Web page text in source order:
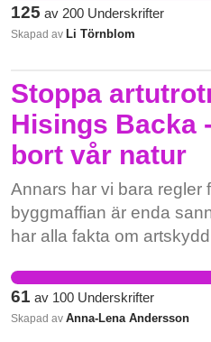
lek, förskolors lärande,
samt är hem åt djuren. -
hårt mot familjer som
trygghet här. Dessutom
kommunens egna mål
naturnära boende – och
Bofors Testcenter har
säkerhetsrisker som
farligt gods genom
innebära. Vi kräver att
stoppar planerna och i
vägalternativ utanför
125 av 200 Underskrifter
Skapad av Li Törnblom
Stoppa
Hisings Backa
bort vår natur
Annars har vi bara regler
byggmaffian är enda
har alla fakta om
många hotade arter som
behöver bevaras!
61 av 100 Underskrifter
Skapad av Anna-Lena Andersson